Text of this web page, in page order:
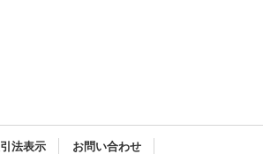
法表示 お問い合わせ